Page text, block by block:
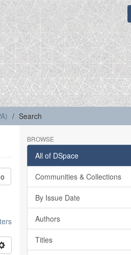
Search
BROWSE
All of DSpace
Communities & Collections
By Issue Date
Authors
Titles